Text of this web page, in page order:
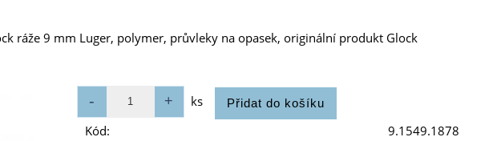
ráže 9 mm Luger, polymer, průvleky na opasek, originální produkt Glock
ks
Kód:
9.1549.1878